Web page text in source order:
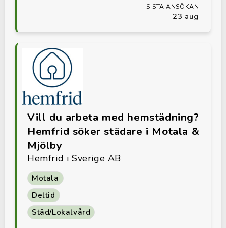
SISTA ANSÖKAN
23 aug
Vill du arbeta med hemstädning?
Hemfrid söker städare i Motala &
Mjölby
Hemfrid i Sverige AB
Motala
Deltid
Städ/Lokalvård